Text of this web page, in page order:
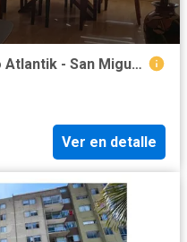
Venta Departamento Edificio Atlantik - San Miguel (Amoblado)
Ver en detalle